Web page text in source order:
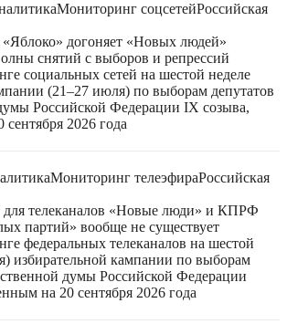
Мониторинг соцсетейРоссийская
«Яблоко» догоняет «Новых людей»
снятий с выборов и репрессий
социальных сетей на шестой неделе
(21–27 июля) по выборам депутатов
Российской Федерации IX созыва,
2026 года
Мониторинг телеэфираРоссийская
для телеканалов «Новые люди» и КПРФ
партий» вообще не существует
федеральных телеканалов на шестой
избирательной кампании по выборам
думы Российской Федерации
на 20 сентября 2026 года